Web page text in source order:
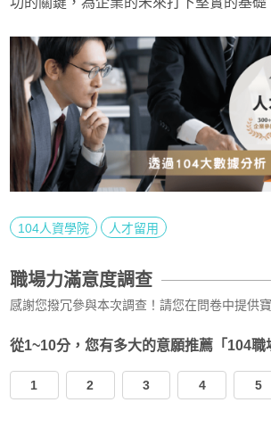
104人資學院 人才留用
職場力滿意度調查
感謝您撥冗參與本次調查！請您在問卷中提供
從1~10分，您有多大的意願推薦「104職
1 2 3 4 5